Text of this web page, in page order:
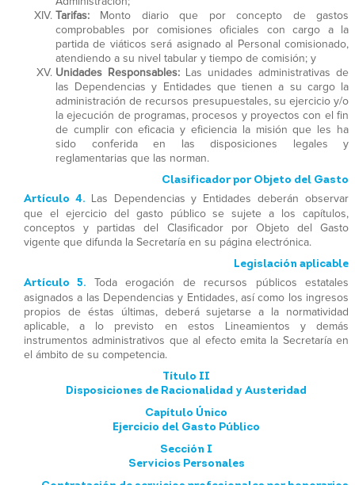
Tarifas: Monto diario que por concepto de gastos
comprobables por comisiones oficiales con cargo a la
partida de viáticos será asignado al Personal comisionado,
atendiendo a su nivel tabular y tiempo de comisión; y
Unidades Responsables: Las unidades administrativas de
las Dependencias y Entidades que tienen a su cargo la
administración de recursos presupuestales, su ejercicio y/o
la ejecución de programas, procesos y proyectos con el fin
de cumplir con eficacia y eficiencia la misión que les ha
sido conferida en las disposiciones legales y
reglamentarias que las norman.
Clasificador por Objeto del Gasto
Artículo 4.
Las Dependencias y Entidades deberán observar
que el ejercicio del gasto público se sujete a los capítulos,
conceptos y partidas del Clasificador por Objeto del Gasto
vigente que difunda la Secretaría en su página electrónica.
Legislación aplicable
Artículo 5.
Toda erogación de recursos públicos estatales
asignados a las Dependencias y Entidades, así como los ingresos
propios de éstas últimas, deberá sujetarse a la normatividad
aplicable, a lo previsto en estos Lineamientos y demás
instrumentos administrativos que al efecto emita la Secretaría en
el ámbito de su competencia.
Título II
Disposiciones de Racionalidad y Austeridad
Capítulo Único
Ejercicio del Gasto Público
Sección I
Servicios Personales